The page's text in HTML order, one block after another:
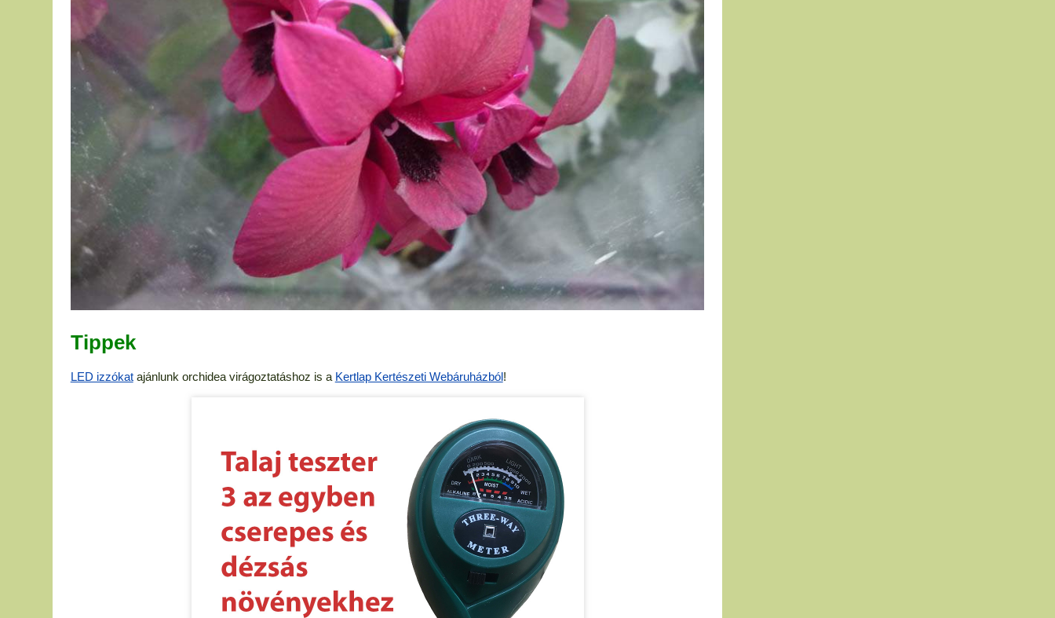
Tippek
LED izzókatajánlunk orchidea virágoztatáshoz is a Kertlap Kertészeti Webáruházból!